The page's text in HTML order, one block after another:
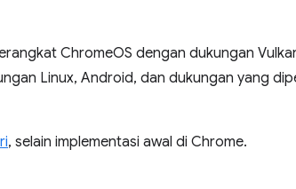
ChromeOS dengan dukungan
Linux, Android, dan dukungan yang
, selain implementasi awal di Chrome.